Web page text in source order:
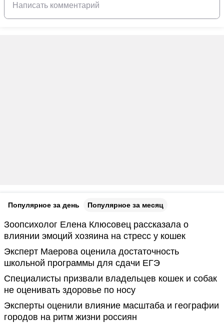
Популярное за день Популярное за месяц
Зоопсихолог Елена Клюсовец рассказала о
влиянии эмоций хозяина на стресс у кошек
Эксперт Маерова оценила достаточность
школьной программы для сдачи ЕГЭ
Специалисты призвали владельцев кошек и собак
не оценивать здоровье по носу
Эксперты оценили влияние масштаба и географии
городов на ритм жизни россиян